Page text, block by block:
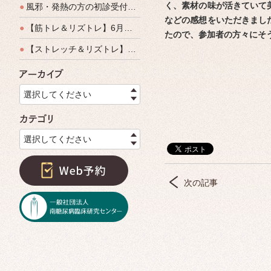
● 風邪・発熱の方の初診受付（発熱外来）、始めます
● 【筋トレ＆リズトレ】6月特別運動教室開催のご案内
● 【ストレッチ＆リズトレ】特別運動教室開催のご案内
選択してください
選択してください
く、素材の味が活きてい
などの感想をいただきまし
たので、参加者の方々にそ
次の記事